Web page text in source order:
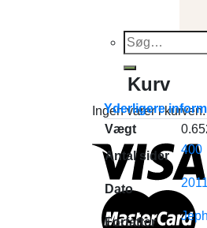
Søg
efter:
Kurv
Ingen varer i kurven.
Yderligere
Vægt
Antal sider
400
Dato
Forfatter